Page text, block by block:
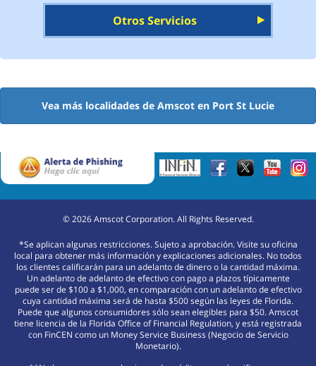
Otros Servicios
Vea más localidades de Amscot en Port St Lucie
©2026Amscot Corporation. All Rights Reserved.
*Se aplican algunas restricciones. Sujeto a aprobación. Visite su oficina
local para obtener más información y explicaciones adicionales. No todos
los clientes calificarán para un adelanto de dinero o la cantidad máxima.
Un adelanto de adelanto de efectivo con pago a plazos típicamente
puede ser de $100 a $1,000, en comparación con un adelanto de efectivo
cuya cantidad máxima será de hasta $500 según las leyes de Florida.
Puede que algunos consumidores sólo sean elegibles para $50. Amscot
tiene licencia de la Florida Office of Financial Regulation, y está registrada
con FinCEN como un Money Service Business (Negocio de Servicio
Monetario).